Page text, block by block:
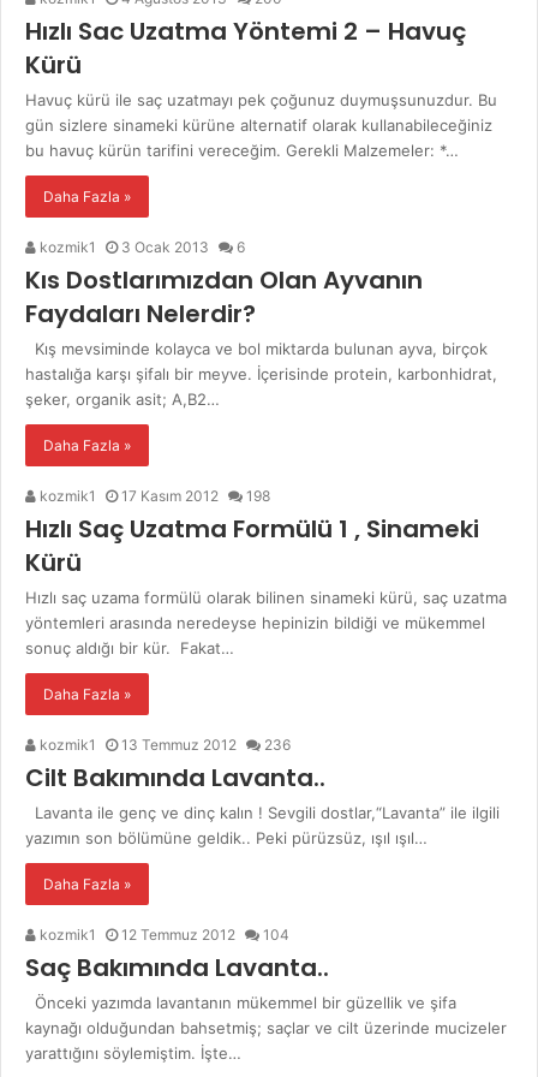
Hızlı Sac Uzatma Yöntemi 2 – Havuç
Kürü
Havuç kürü ile saç uzatmayı pek çoğunuz duymuşsunuzdur. Bu
gün sizlere sinameki kürüne alternatif olarak kullanabileceğiniz
bu havuç kürün tarifini vereceğim. Gerekli Malzemeler: *…
Daha Fazla »
kozmik1 3 Ocak 2013 6
Kıs Dostlarımızdan Olan Ayvanın
Faydaları Nelerdir?
Kış mevsiminde kolayca ve bol miktarda bulunan ayva, birçok
hastalığa karşı şifalı bir meyve. İçerisinde protein, karbonhidrat,
şeker, organik asit; A,B2…
Daha Fazla »
kozmik1 17 Kasım 2012 198
Hızlı Saç Uzatma Formülü 1 , Sinameki
Kürü
Hızlı saç uzama formülü olarak bilinen sinameki kürü, saç uzatma
yöntemleri arasında neredeyse hepinizin bildiği ve mükemmel
sonuç aldığı bir kür. Fakat…
Daha Fazla »
kozmik1 13 Temmuz 2012 236
Cilt Bakımında Lavanta..
Lavanta ile genç ve dinç kalın ! Sevgili dostlar,“Lavanta” ile ilgili
yazımın son bölümüne geldik.. Peki pürüzsüz, ışıl ışıl…
Daha Fazla »
kozmik1 12 Temmuz 2012 104
Saç Bakımında Lavanta..
Önceki yazımda lavantanın mükemmel bir güzellik ve şifa
kaynağı olduğundan bahsetmiş; saçlar ve cilt üzerinde mucizeler
yarattığını söylemiştim. İşte…